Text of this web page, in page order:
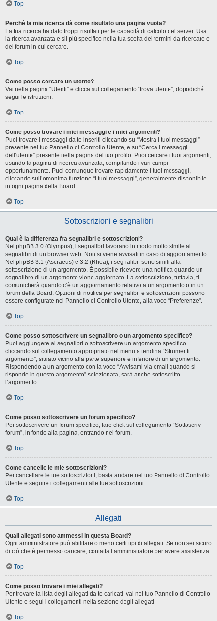
Top
Perché la mia ricerca dà come risultato una pagina vuota?
La tua ricerca ha dato troppi risultati per le capacità di calcolo del server. Usa
la ricerca avanzata e sii più specifico nella tua scelta dei termini da ricercare e
dei forum in cui cercare.
Top
Come posso cercare un utente?
Vai nella pagina “Utenti” e clicca sul collegamento “trova utente”, dopodiché
segui le istruzioni.
Top
Come posso trovare i miei messaggi e i miei argomenti?
Puoi trovare i messaggi da te inseriti cliccando su “Mostra i tuoi messaggi”
presente nel tuo Pannello di Controllo Utente, e su “Cerca i messaggi
dell’utente” presente nella pagina del tuo profilo. Puoi cercare i tuoi argomenti,
usando la pagina di ricerca avanzata, compilando i vari campi
opportunamente. Puoi comunque trovare rapidamente i tuoi messaggi,
cliccando sull’omonima funzione “I tuoi messaggi”, generalmente disponibile
in ogni pagina della Board.
Top
Sottoscrizioni e segnalibri
Qual è la differenza fra segnalibri e sottoscrizioni?
Nel phpBB 3.0 (Olympus), i segnalibri lavorano in modo molto simile ai
segnalibri di un browser web. Non si viene avvisati in caso di aggiornamento.
Nel phpBB 3.1 (Ascraeus) e 3.2 (Rhea), i segnalibri sono simili alla
sottoscrizione di un argomento. È possibile ricevere una notifica quando un
segnalibro di un argomento viene aggiornato. La sottoscrizione, tuttavia, ti
comunicherà quando c’è un aggiornamento relativo a un argomento o in un
forum della Board. Opzioni di notifica per segnalibri e sottoscrizioni possono
essere configurate nel Pannello di Controllo Utente, alla voce “Preferenze”.
Top
Come posso sottoscrivere un segnalibro o un argomento specifico?
Puoi aggiungere ai segnalibri o sottoscrivere un argomento specifico
cliccando sul collegamento appropriato nel menu a tendina “Strumenti
argomento”, situato vicino alla parte superiore e inferiore di un argomento.
Rispondendo a un argomento con la voce “Avvisami via email quando si
risponde in questo argomento” selezionata, sarà anche sottoscritto
l’argomento.
Top
Come posso sottoscrivere un forum specifico?
Per sottoscrivere un forum specifico, fare click sul collegamento “Sottoscrivi
forum”, in fondo alla pagina, entrando nel forum.
Top
Come cancello le mie sottoscrizioni?
Per cancellare le tue sottoscrizioni, basta andare nel tuo Pannello di Controllo
Utente e seguire i collegamenti alle tue sottoscrizioni.
Top
Allegati
Quali allegati sono ammessi in questa Board?
Ogni amministratore può abilitare o meno certi tipi di allegati. Se non sei sicuro
di ciò che è permesso caricare, contatta l’amministratore per avere assistenza.
Top
Come posso trovare i miei allegati?
Per trovare la lista degli allegati da te caricati, vai nel tuo Pannello di Controllo
Utente e segui i collegamenti nella sezione degli allegati.
Top